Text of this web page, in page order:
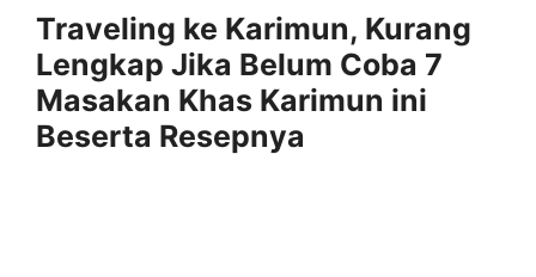
Traveling ke Karimun, Kurang
Lengkap Jika Belum Coba 7
Masakan Khas Karimun ini
Beserta Resepnya